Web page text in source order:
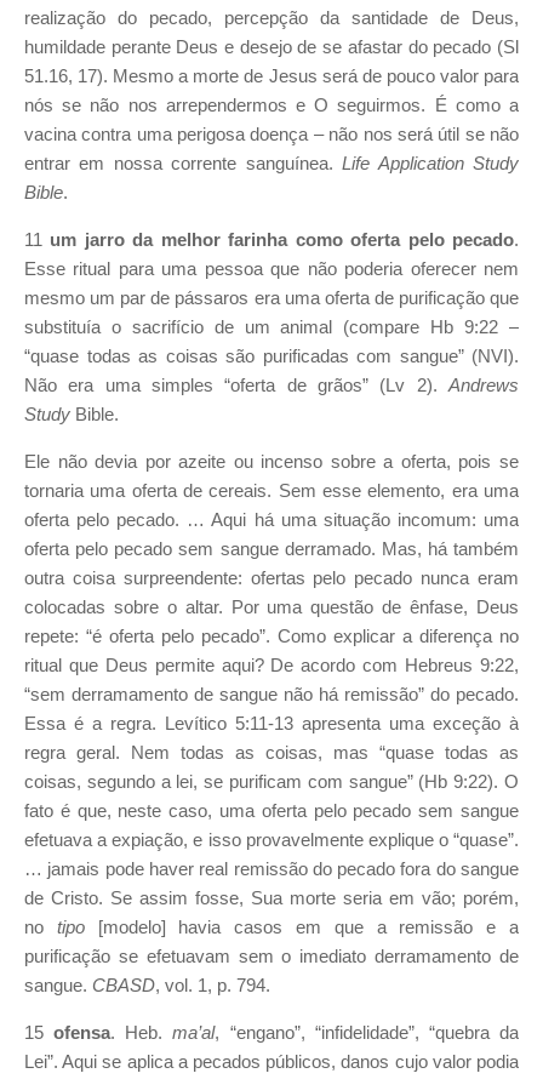
realização do pecado, percepção da santidade de Deus,
humildade perante Deus e desejo de se afastar do pecado (Sl
51.16, 17). Mesmo a morte de Jesus será de pouco valor para
nós se não nos arrependermos e O seguirmos. É como a
vacina contra uma perigosa doença – não nos será útil se não
entrar em nossa corrente sanguínea.Life Application Study
Bible.
11 um jarro da melhor farinha como oferta pelo pecado.
Esse ritual para uma pessoa que não poderia oferecer nem
mesmo um par de pássaros era uma oferta de purificação que
substituía o sacrifício de um animal (compare Hb 9:22 –
“quase todas as coisas são purificadas com sangue” (NVI).
Não era uma simples “oferta de grãos” (Lv 2). Andrews
Study Bible.
Ele não devia por azeite ou incenso sobre a oferta, pois se
tornaria uma oferta de cereais. Sem esse elemento, era uma
oferta pelo pecado. … Aqui há uma situação incomum: uma
oferta pelo pecado sem sangue derramado. Mas, há também
outra coisa surpreendente: ofertas pelo pecado nunca eram
colocadas sobre o altar. Por uma questão de ênfase, Deus
repete: “é oferta pelo pecado”. Como explicar a diferença no
ritual que Deus permite aqui? De acordo com Hebreus 9:22,
“sem derramamento de sangue não há remissão” do pecado.
Essa é a regra. Levítico 5:11-13 apresenta uma exceção à
regra geral. Nem todas as coisas, mas “quase todas as
coisas, segundo a lei, se purificam com sangue” (Hb 9:22). O
fato é que, neste caso, uma oferta pelo pecado sem sangue
efetuava a expiação, e isso provavelmente explique o “quase”.
… jamais pode haver real remissão do pecado fora do sangue
de Cristo. Se assim fosse, Sua morte seria em vão; porém,
no tipo[modelo] havia casos em que a remissão e a
purificação se efetuavam sem o imediato derramamento de
sangue. CBASD, vol. 1, p. 794.
15ofensa. Heb.ma’al, “engano”, “infidelidade”, “quebra da
Lei”. Aqui se aplica a pecados públicos, danos cujo valor podia